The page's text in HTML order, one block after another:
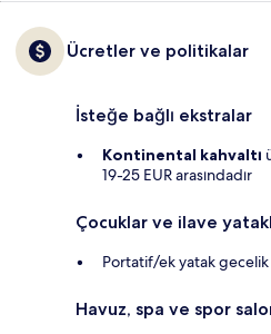
Ücretler ve politikalar
İsteğe bağlı ekstralar
Kontinental kahvaltı
19-25 EUR arasındadır
Çocuklar ve ilave
Portatif/ek yatak gecelik
Havuz, spa ve spor